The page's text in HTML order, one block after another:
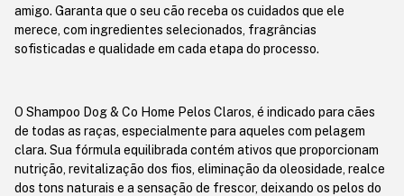
amigo. Garanta que o seu cão receba os cuidados que ele
merece, com ingredientes selecionados, fragrâncias
sofisticadas e qualidade em cada etapa do processo.
O Shampoo Dog & Co Home Pelos Claros, é indicado para cães
de todas as raças, especialmente para aqueles com pelagem
clara. Sua fórmula equilibrada contém ativos que proporcionam
nutrição, revitalização dos fios, eliminação da oleosidade, realce
dos tons naturais e a sensação de frescor, deixando os pelos do